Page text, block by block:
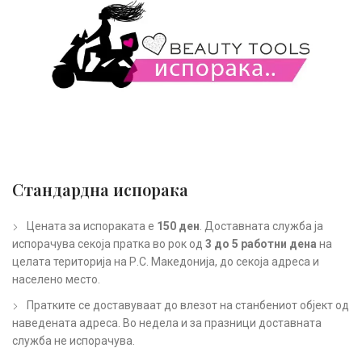
Стандардна испорака
Цената за испораката е 150 ден . Доставната служба ја
испорачува секоја пратка во рок од 3 до 5 работни дена на
целата територија на Р.С. Македонија, до секоја адреса и
населено место.
Пратките се доставуваат до влезот на станбениот објект од
наведената адреса. Во недела и за празници доставната
служба не испорачува.